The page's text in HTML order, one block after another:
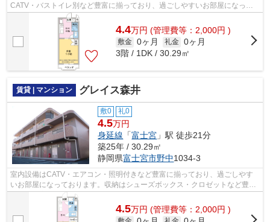
CATV・バストイレ別など豊富に揃っており、過ごしやすいお部屋になって
おります。上階からの音がない最上階のお...
4.4万円 (管理費等：2,000円 )
敷金 0ヶ月 礼金 0ヶ月
3階 / 1DK / 30.29㎡
賃貸 | マンション グレイス森井
敷0 礼0
4.5万円
身延線 「富士宮 」駅 徒歩21分
築25年 / 30.29㎡
静岡県富士宮市野中1034-3
室内設備はCATV・エアコン・照明付きなど豊富に揃っており、過ごしやす
いお部屋になっております。収納はシューズボックス・クロゼットなど豊富
なので、広々と空間を利用することも可...
4.5万円 (管理費等：2,000円 )